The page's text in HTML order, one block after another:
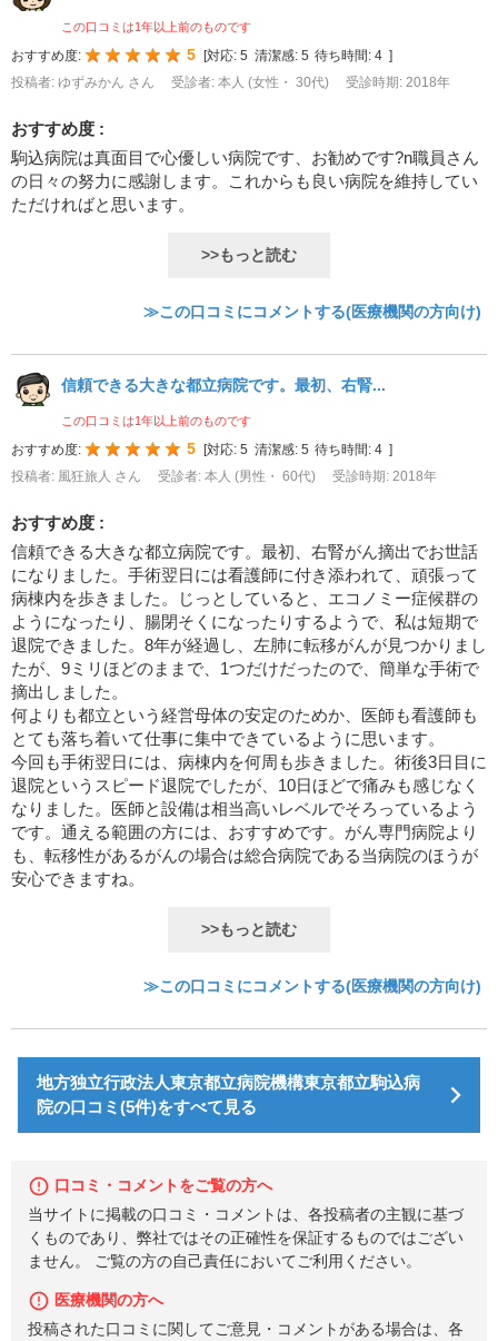
この口コミは1年以上前のものです
おすすめ度: 5 [対応: 5 清潔感: 5 待ち時間: 4 ]
投稿者: ゆずみかん さん
受診者: 本人 (女性・ 30代) 受診時期: 2018年
おすすめ度 :
駒込病院は真面目で心優しい病院です、お勧めです?n職員さん
の日々の努力に感謝します。これからも良い病院を維持してい
ただければと思います。
>>もっと読む
≫この口コミにコメントする(医療機関の方向け)
信頼できる大きな都立病院です。最初、右腎...
この口コミは1年以上前のものです
おすすめ度: 5 対応: 5 清潔感: 5 待ち時間: 4
投稿者: 風狂旅人 さん
受診者: 本人 (男性・ 60代) 受診時期: 2018年
おすすめ度 :
信頼できる大きな都立病院です。最初、右腎がん摘出でお世話
になりました。手術翌日には看護師に付き添われて、頑張って
病棟内を歩きました。じっとしていると、エコノミー症候群の
ようになったり、腸閉そくになったりするようで、私は短期で
退院できました。8年が経過し、左肺に転移がんが見つかりまし
たが、9ミリほどのままで、1つだけだったので、簡単な手術で
摘出しました。
何よりも都立という経営母体の安定のためか、医師も看護師も
とても落ち着いて仕事に集中できているように思います。
今回も手術翌日には、病棟内を何周も歩きました。術後3日目に
退院というスピード退院でしたが、10日ほどで痛みも感じなく
なりました。医師と設備は相当高いレベルでそろっているよう
です。通える範囲の方には、おすすめです。がん専門病院より
も、転移性があるがんの場合は総合病院である当病院のほうが
安心できますね。
>>もっと読む
≫この口コミにコメントする(医療機関の方向け)
地方独立行政法人東京都立病院機構東京都立駒込病
院の口コミ(5件)をすべて見る
口コミ・コメントをご覧の方へ
当サイトに掲載の口コミ・コメントは、各投稿者の主観に基づ
くものであり、弊社ではその正確性を保証するものではござい
ません。 ご覧の方の自己責任においてご利用ください。
医療機関の方へ
投稿された口コミに関してご意見・コメントがある場合は、各